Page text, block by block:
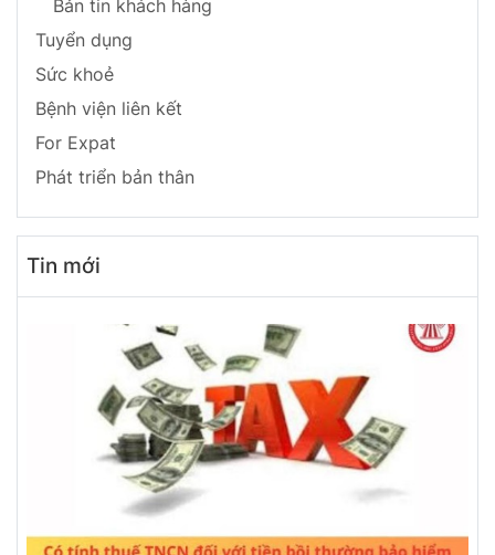
Bản tin khách hàng
Tuyển dụng
Sức khoẻ
Bệnh viện liên kết
For Expat
Phát triển bản thân
Tin mới